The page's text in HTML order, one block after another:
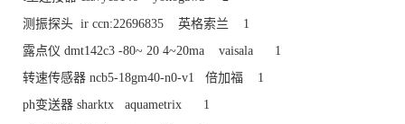
测振探头 ir ccn:22696835 英格索兰 1
露点仪 dmt142c3 -80~ 20 4~20ma vaisala 1
转速传感器 ncb5-18gm40-n0-v1 倍加福 1
ph变送器 sharktx aquametrix 1